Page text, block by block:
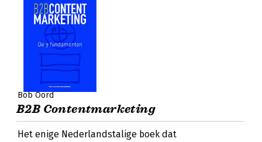
Bob Oord
B2B Contentmarketing
Het enige Nederlandstalige boek dat